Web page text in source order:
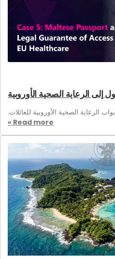
إلى الرعاية الصحية الأوروبية
الرعاية الصحية الأوروبية للعائلات.
Read more »